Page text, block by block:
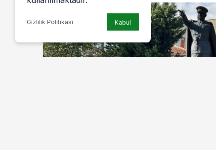
Gizlilik Politikası Kabul